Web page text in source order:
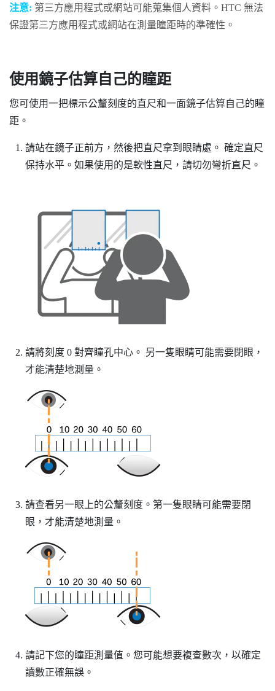
注意: 第三方應用程式或網站可能蒐集個人資料。HTC 無法
保證第三方應用程式或網站在測量瞳距時的準確性。
使用鏡子估算自己的瞳距
您可使用一把標示公釐刻度的直尺和一面鏡子估算自己的瞳
距。
請站在鏡子正前方，然後把直尺拿到眼睛處。 確定直尺
保持水平。如果使用的是軟性直尺，請切勿彎折直尺。
請將刻度 0 對齊瞳孔中心。 另一隻眼睛可能需要閉眼，
才能清楚地測量。
請查看另一眼上的公釐刻度。第一隻眼睛可能需要閉
眼，才能清楚地測量。
請記下您的瞳距測量值。您可能想要複查數次，以確定
讀數正確無誤。